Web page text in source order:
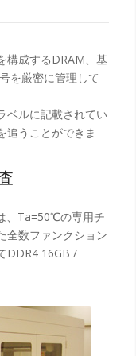
構成するDRAM、基
を厳密に管理して
ベルに記載されてい
追うことができま
、Ta=50℃の専用チ
全数ファンクション
DDR4 16GB /